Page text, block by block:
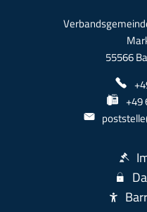
55566
+49